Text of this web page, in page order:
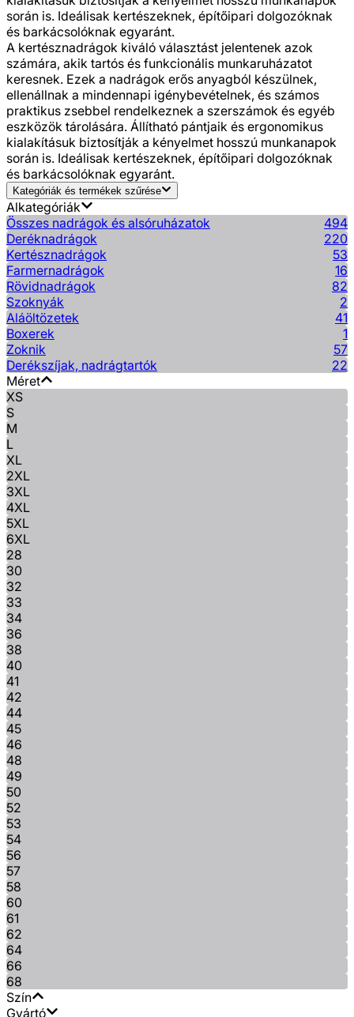
során is. Ideálisak kertészeknek, építőipari dolgozóknak
és barkácsolóknak egyaránt.
A kertésznadrágok kiváló választást jelentenek azok
számára, akik tartós és funkcionális munkaruházatot
keresnek. Ezek a nadrágok erős anyagból készülnek,
ellenállnak a mindennapi igénybevételnek, és számos
praktikus zsebbel rendelkeznek a szerszámok és egyéb
eszközök tárolására. Állítható pántjaik és ergonomikus
kialakításuk biztosítják a kényelmet hosszú munkanapok
során is. Ideálisak kertészeknek, építőipari dolgozóknak
és barkácsolóknak egyaránt.
Kategóriák és termékek szűrése
Alkategóriák
Összes nadrágok és alsóruházatok
494
Deréknadrágok
220
Kertésznadrágok
53
Farmernadrágok
16
Rövidnadrágok
82
Szoknyák
2
Aláöltözetek
41
Boxerek
1
Zoknik
57
Derékszíjak, nadrágtartók
22
Méret
XS
S
M
L
XL
2XL
3XL
4XL
5XL
6XL
28
30
32
33
34
36
38
40
41
42
44
45
46
48
49
50
52
53
54
56
57
58
60
61
62
64
66
68
Szín
Gyártó